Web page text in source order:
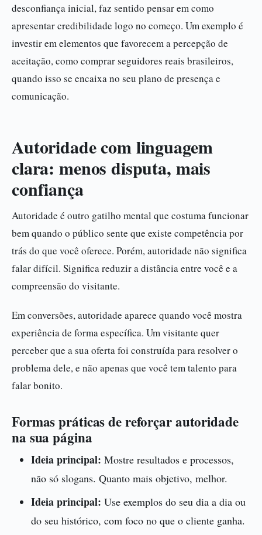
desconfiança inicial, faz sentido pensar em como
apresentar credibilidade logo no começo. Um exemplo é
investir em elementos que favorecem a percepção de
aceitação, como comprar seguidores reais brasileiros,
quando isso se encaixa no seu plano de presença e
comunicação.
Autoridade com linguagem
clara: menos disputa, mais
confiança
Autoridade é outro gatilho mental que costuma funcionar
bem quando o público sente que existe competência por
trás do que você oferece. Porém, autoridade não significa
falar difícil. Significa reduzir a distância entre você e a
compreensão do visitante.
Em conversões, autoridade aparece quando você mostra
experiência de forma específica. Um visitante quer
perceber que a sua oferta foi construída para resolver o
problema dele, e não apenas que você tem talento para
falar bonito.
Formas práticas de reforçar autoridade
na sua página
Ideia principal: Mostre resultados e processos,
não só slogans. Quanto mais objetivo, melhor.
Ideia principal: Use exemplos do seu dia a dia ou
do seu histórico, com foco no que o cliente ganha.